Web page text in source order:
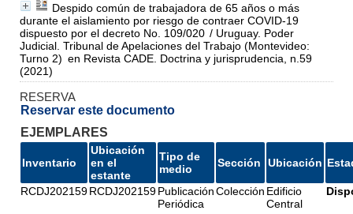
Despido común de trabajadora de 65 años o más
durante el aislamiento por riesgo de contraer COVID-19
dispuesto por el decreto No. 109/020 / Uruguay. Poder
Judicial. Tribunal de Apelaciones del Trabajo (Montevideo:
Turno 2) en Revista CADE. Doctrina y jurisprudencia, n.59
(2021)
RESERVA
Reservar este documento
EJEMPLARES
Inventario
Ubicación
en el
estante
Tipo de
medio
Sección Ubicación
RCDJ202159RCDJ202159Publicación
Periódica
Colección Edificio
Central